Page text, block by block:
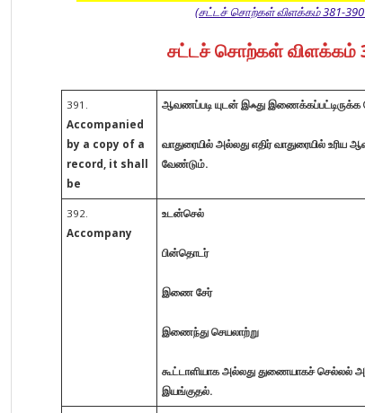
(சட்டச் சொற்கள் விளக்கம் 381-
சட்டச் சொற்கள் விளக்கம்
391.
Accompanied
by a copy of a
record, it shall
be
ஆவணப்படி யுடன் இஃது
வாதுரையில் அல்லது எதிர் வாதுரையில்
வேண்டும்.
392.
Accompany
உடன்செல்
பின்தொடர்
இணை சேர்
இணைந்து செயலாற்று
கூட்டாளியாக அல்லது துணையாகச் செல்லல்
இயங்குதல்.